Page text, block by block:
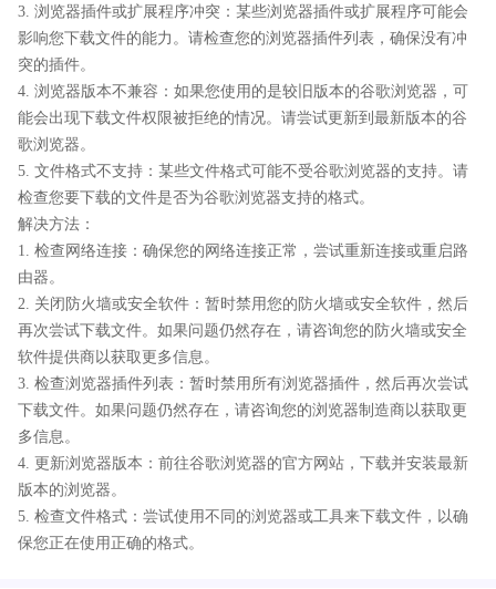
3. 浏览器插件或扩展程序冲突：某些浏览器插件或扩展程序可能会
影响您下载文件的能力。请检查您的浏览器插件列表，确保没有冲
突的插件。
4. 浏览器版本不兼容：如果您使用的是较旧版本的谷歌浏览器，可
能会出现下载文件权限被拒绝的情况。请尝试更新到最新版本的谷
歌浏览器。
5. 文件格式不支持：某些文件格式可能不受谷歌浏览器的支持。请
检查您要下载的文件是否为谷歌浏览器支持的格式。
解决方法：
1. 检查网络连接：确保您的网络连接正常，尝试重新连接或重启路
由器。
2. 关闭防火墙或安全软件：暂时禁用您的防火墙或安全软件，然后
再次尝试下载文件。如果问题仍然存在，请咨询您的防火墙或安全
软件提供商以获取更多信息。
3. 检查浏览器插件列表：暂时禁用所有浏览器插件，然后再次尝试
下载文件。如果问题仍然存在，请咨询您的浏览器制造商以获取更
多信息。
4. 更新浏览器版本：前往谷歌浏览器的官方网站，下载并安装最新
版本的浏览器。
5. 检查文件格式：尝试使用不同的浏览器或工具来下载文件，以确
保您正在使用正确的格式。